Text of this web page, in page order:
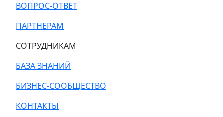
ВОПРОС-ОТВЕТ
ПАРТНЕРАМ
СОТРУДНИКАМ
БАЗА ЗНАНИЙ
БИЗНЕС-СООБЩЕСТВО
КОНТАКТЫ